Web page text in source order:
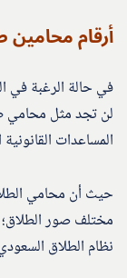
أرقام محامين
في حالة الرغبة في
لن تجد مثل محامي
المساعدات
حيث أن محامي
مختلف صور
نظام الطلاق